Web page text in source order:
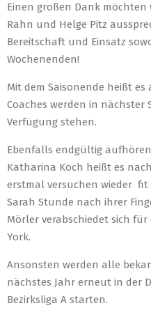
Einen großen Dank möchten
Rahn und Helge Pitz
Bereitschaft und Einsatz
Wochenenden!
Mit dem Saisonende heißt es
Coaches werden in nächster
Verfügung stehen.
Ebenfalls endgültig
Katharina Koch heißt es
erstmal versuchen wieder
Sarah Stunde nach ihrer
Mörler verabschiedet sich
York.
Ansonsten werden alle
nächstes Jahr erneut in der
Bezirksliga A starten.